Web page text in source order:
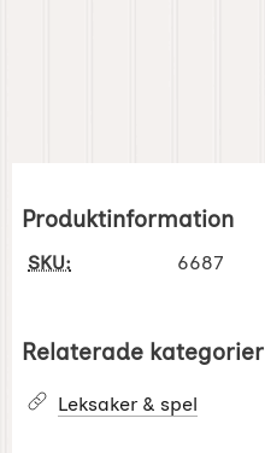
Produktinformation
SKU: 6687
Relaterade kategorier
Leksaker & spel